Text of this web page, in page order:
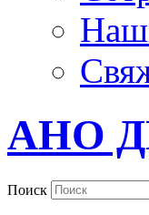
АНО
Поиск